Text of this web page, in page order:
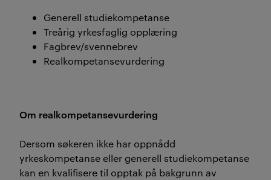
Generell studiekompetanse
Treårig yrkesfaglig opplæring
Fagbrev/svennebrev
Realkompetansevurdering
Om realkompetansevurdering
Dersom søkeren ikke har oppnådd
yrkeskompetanse eller generell studiekompetanse
kan en kvalifisere til opptak på bakgrunn av